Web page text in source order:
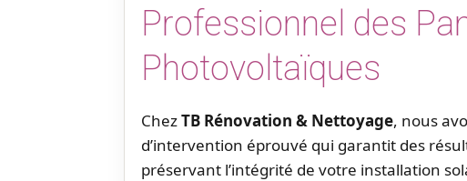
Professionnel des
Photovoltaïques
ChezTB Rénovation & Nettoyage, nous
d’intervention éprouvé qui garantit des
préservant l’intégrité de votre installation